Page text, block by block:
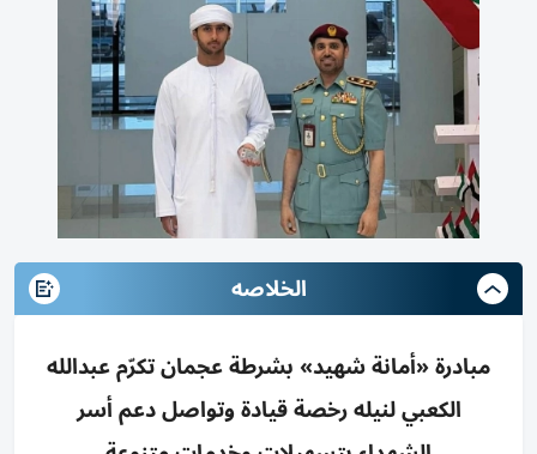
الخلاصه
مبادرة «أمانة شهيد» بشرطة عجمان تكرّم عبدالله
الكعبي لنيله رخصة قيادة وتواصل دعم أسر